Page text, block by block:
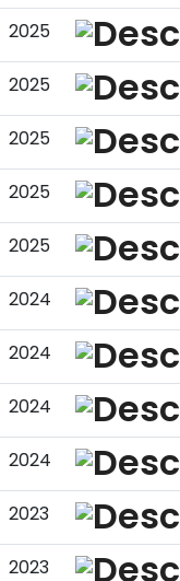
2025
2025
2025
2025
2025
2024
2024
2024
2024
2023
2023